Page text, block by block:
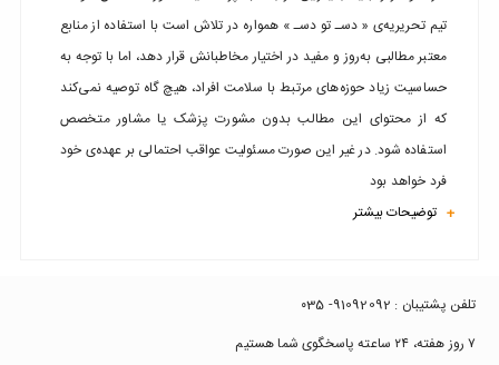
تیم تحریریه‌ی « دسـ تو دسـ » همواره در تلاش است با استفاده از منابع
معتبر مطالبی به‌روز و مفید در اختیار مخاطبانش قرار دهد، اما با توجه به
حساسیت زیاد حوزه‌های مرتبط با سلامت افراد، هیچ گاه توصیه نمی‌کند
که از محتوای این مطالب بدون مشورت پزشک یا مشاور متخصص
استفاده شود. در غیر این صورت مسئولیت عواقب احتمالی بر عهده‌ی خود
فرد خواهد بود
+ توضیحات بیشتر
تلفن پشتیبان : 91092092- ۰35
۷ روز هفته، ۲۴ ساعته پاسخگوی شما هستیم